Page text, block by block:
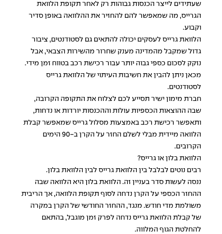
שעתידים לייצר הכנסות גבוהות רק לאחר תקופת הלוואת
הגרייס, מה שמאפשר להם להחזיר את ההלוואה באופן סדיר
וקבוע.
הלוואת גרייס לעסקים יכולה להתאים גם לסטודנטים, ציבור
גדול שמקבל מהמדינה מענק שחרור מהשירות הצבאי, אבל
נזקק לסכום כספי גבוה יותר עבור רכישת רכב בטווח זמן מידי.
מכאן ניתן להבין את חשיבות העיתוי של הלוואת גרייס
לסטודנטים.
חברת מימון ישיר תסייע לכם לצלוח את התקופה הקרובה,
שבה ההוצאות הכספיות עולות וההכנסות יורדות או נדחות,
ותאפשר רכישת רכב באמצעות מסלול גרייס שמאפשר קבלת
הלוואה מיידית
מבלי לשלם החזר על הקרן ב-90 הימים
הקרובים.
הלוואת בלון או גרייס?
רבים נוטים לבלבל בין הלוואת גרייס לבין הלוואת בלון.
ננסה לעשות סדר בעניין זה. הלוואת בלון היא הלוואה שבה
ההחזר הכספי על הקרן נדחה לסוף תקופת הלוואה, אך הריבית
משולמת מדי חודש. מנגד, ההחזר החודשי של הקרן במקרה
של קבלת הלוואת גרייס נדחה לפרק זמן מוגבל, בהתאם
להחלטת הגוף המלווה.